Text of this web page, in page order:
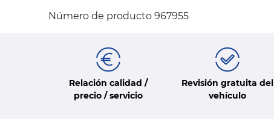
Número de producto 967955
Relación calidad /
precio / servicio
Revisión gratuita del
vehículo